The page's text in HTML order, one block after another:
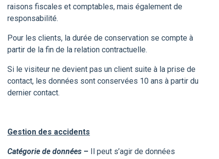
raisons fiscales et comptables, mais également de
responsabilité.
Pour les clients, la durée de conservation se compte à
partir de la fin de la relation contractuelle.
Si le visiteur ne devient pas un client suite à la prise de
contact, les données sont conservées 10 ans à partir du
dernier contact.
Gestion des accidents
Catégorie de données – Il peut s’agir de données